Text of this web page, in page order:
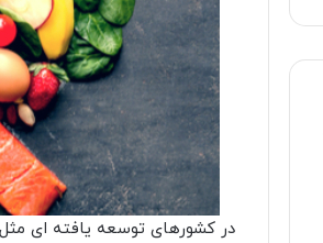
در کشورهای توسعه یافته ای مثل